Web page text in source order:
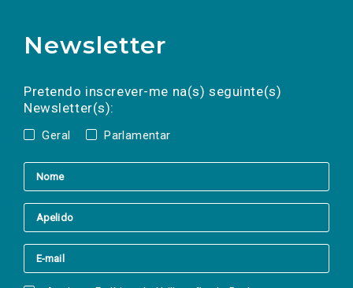
Newsletter
Pretendo inscrever-me na(s) seguinte(s)
Newsletter(s):
Geral Parlamentar
a(s) newsletter(s).
mail